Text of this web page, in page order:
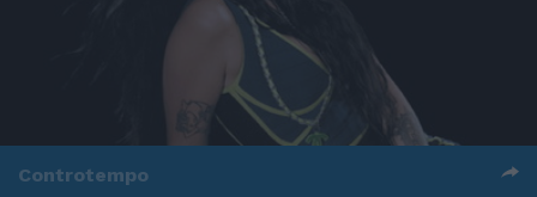
Controtempo